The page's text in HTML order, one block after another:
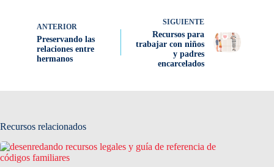
ANTERIOR
Preservando las
relaciones entre
hermanos
SIGUIENTE
Recursos para
trabajar con niños
y padres
encarcelados
Recursos relacionados